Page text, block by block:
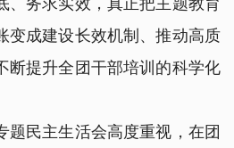
变成建设长效机制、推动高质
断提升全团干部培训的科学化
民主生活会高度重视，在团